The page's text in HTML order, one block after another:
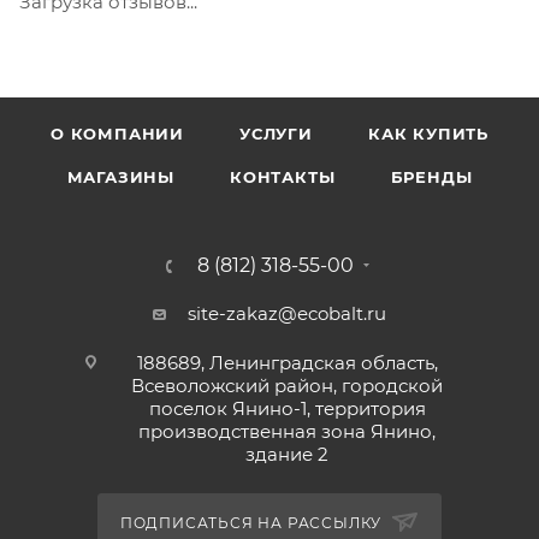
О КОМПАНИИ УСЛУГИ КАК КУПИТЬ
МАГАЗИНЫ КОНТАКТЫ БРЕНДЫ
8 (812) 318-55-00
site-zakaz@ecobalt.ru
188689, Ленинградская область,
Всеволожский район, городской
поселок Янино-1, территория
производственная зона Янино,
здание 2
ПОДПИСАТЬСЯ НА РАССЫЛКУ